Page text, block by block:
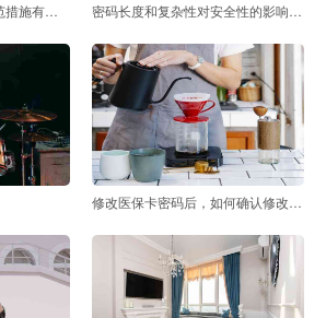
Cookie安全性问题与防范措施有哪些 密码长度和复杂性对安全性的影响有何不同
修改医保卡密码后，如何确认修改已成功